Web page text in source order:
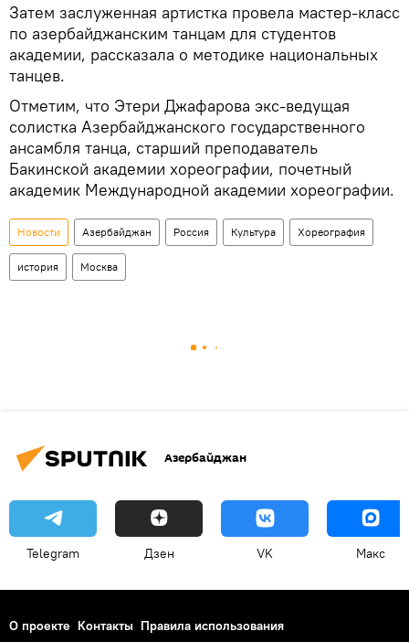
Затем заслуженная артистка провела мастер-класс
по азербайджанским танцам для студентов
академии, рассказала о методике национальных
танцев.
Отметим, что Этери Джафарова экс-ведущая
солистка Азербайджанского государственного
ансамбля танца, старший преподаватель
Бакинской академии хореографии, почетный
академик Международной академии хореографии.
Новости Азербайджан Россия Культура Хореография
история Москва
Азербайджан
Telegram Дзен VK Макс
О проекте Контакты Правила использования